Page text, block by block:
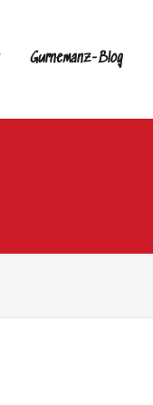
Gurnemanz-Blog